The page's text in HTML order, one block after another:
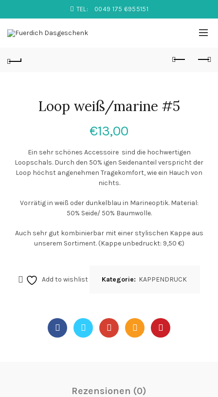
TEL: 0049 175 6955151
Loop weiß/marine #5
€13,00
Ein sehr schönes Accessoire sind die hochwertigen
Loopschals. Durch den 50% igen Seidenanteil verspricht der
Loop höchst angenehmen Tragekomfort, wie ein Hauch von
nichts.
Vorrätig in weiß oder dunkelblau in Marineoptik. Material:
50% Seide/ 50% Baumwolle.
Auch sehr gut kombinierbar mit einer stylischen Kappe aus
unserem Sortiment. (Kappe unbedruckt: 9,50 €)
Add to wishlist Kategorie: KAPPENDRUCK
Rezensionen (0)